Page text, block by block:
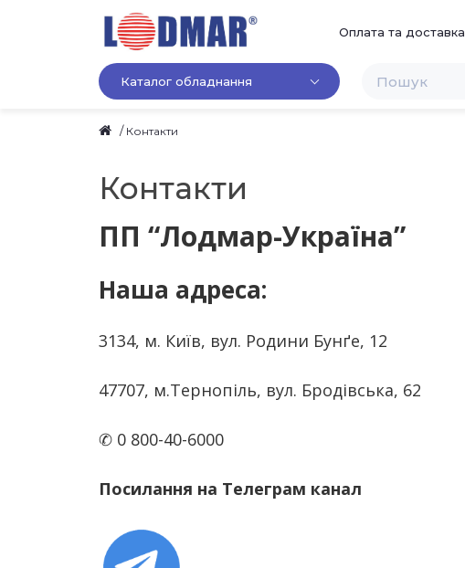
Оплата та доставка
Каталог обладнання
Контакти
Контакти
ПП “Лодмар-Україна”
Наша адреса:
3134, м. Київ, вул. Родини Бунґе, 12
47707, м.Тернопіль, вул. Бродівська, 62
✆ 0 800-40-6000
Посилання на Телеграм канал